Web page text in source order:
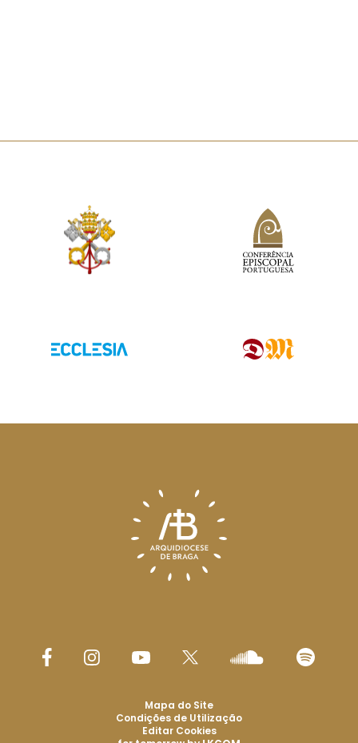
Mapa do Site
Condições de Utilização
Editar Cookies